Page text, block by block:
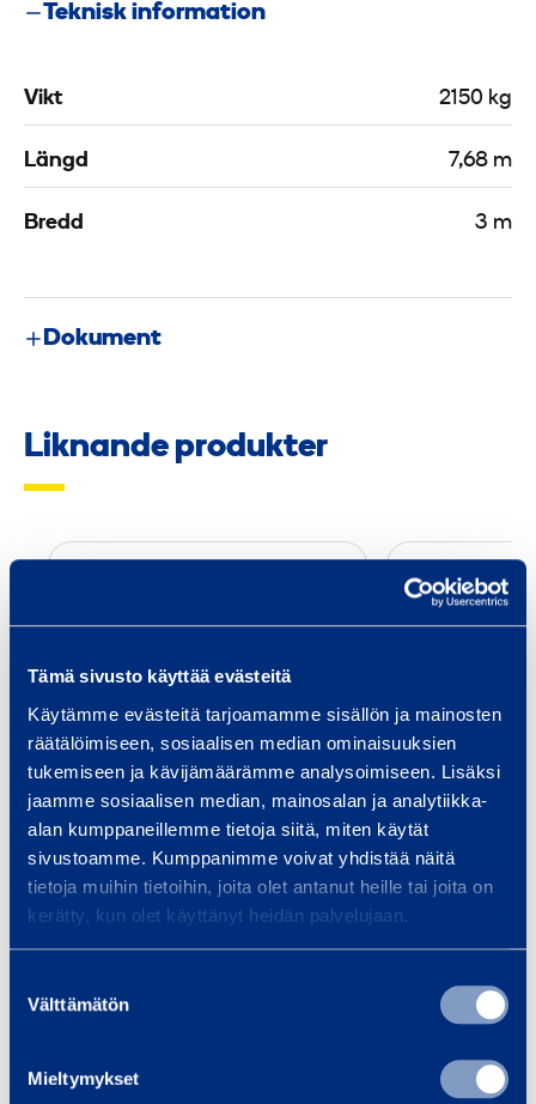
Tämä sivusto käyttää evästeitä
Käytämme evästeitä tarjoamamme sisällön ja mainosten
räätälöimiseen, sosiaalisen median ominaisuuksien
tukemiseen ja kävijämäärämme analysoimiseen. Lisäksi
jaamme sosiaalisen median, mainosalan ja analytiikka-
alan kumppaneillemme tietoja siitä, miten käytät
sivustoamme. Kumppanimme voivat yhdistää näitä
tietoja muihin tietoihin, joita olet antanut heille tai joita on
kerätty, kun olet käyttänyt heidän palvelujaan.
valinta
Välttämätön
Mieltymykset
Teknisk information
Vikt 2150 kg
Längd 7,68 m
Bredd 3 m
Dokument
Liknande produkter
A
b
t
s
p
l
t
f
o
Arbetsplattform
Trapoflex L
Till varukorgen Till
Tjänster